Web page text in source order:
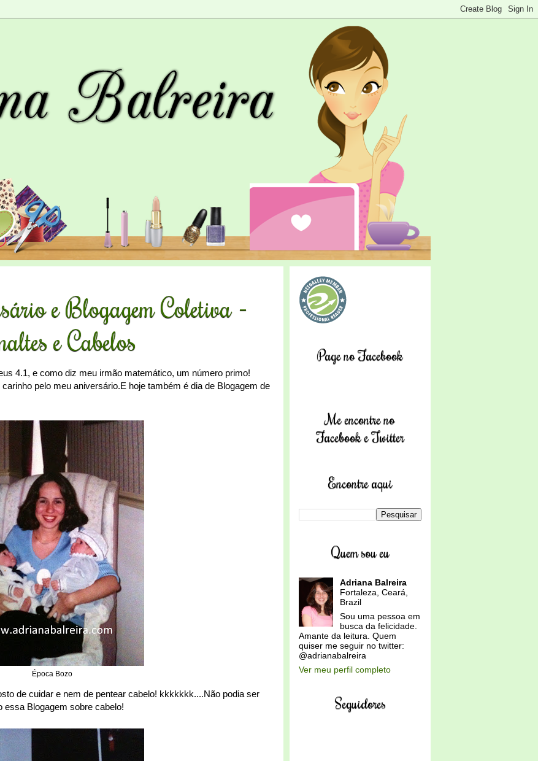
e Blogagem Coletiva -
e Cabelos
4.1, e como diz meu irmão matemático, um número primo!
pelo meu aniversário.E hoje também é dia de Blogagem de
Época Bozo
de cuidar e nem de pentear cabelo! kkkkkkk....Não podia ser
essa Blogagem sobre cabelo!
Page no Facebook
Me encontre no
Facebook e Twitter
Encontre aqui
Quem sou eu
Adriana Balreira
Fortaleza, Ceará,
Brazil
Sou uma pessoa em
busca da felicidade.
Amante da leitura. Quem
quiser me seguir no twitter:
@adrianabalreira
Ver meu perfil completo
Seguidores